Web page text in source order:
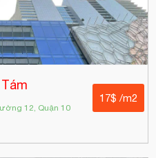
12, Quận 10
17$ /m2